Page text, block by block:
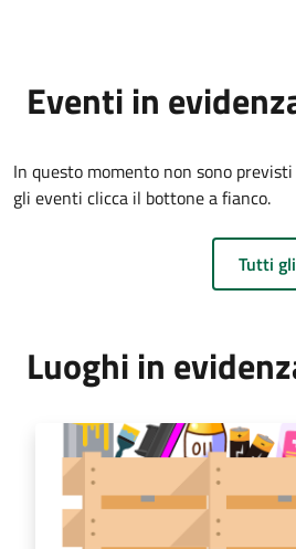
Eventi in
In questo momento non sono
gli eventi clicca il bottone a fianco.
Tutti
Luoghi in